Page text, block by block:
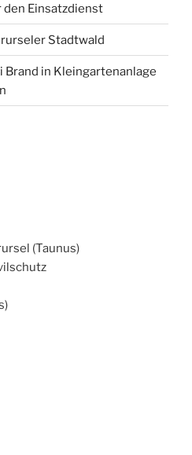
Einsatzdienst
Stadtwald
Brand in Kleingartenanlage
(Taunus)